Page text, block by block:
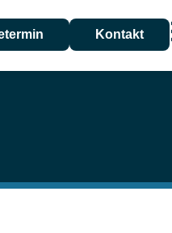
Kontakt